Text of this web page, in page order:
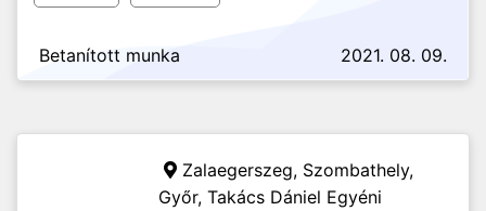
Betanított munka 2021. 08. 09.
Zalaegerszeg, Szombathely,
Győr, Takács Dániel Egyéni